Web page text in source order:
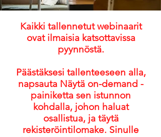
Kaikki tallennetut webinaarit
ovat ilmaisia katsottavissa
pyynnöstä.
Päästäksesi tallenteeseen alla,
napsauta Näytä on-demand -
painiketta sen istunnon
kohdalla, johon haluat
osallistua, ja täytä
rekisteröintilomake. Sinulle